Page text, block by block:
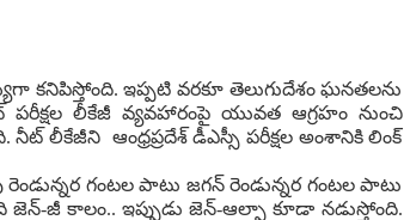
ఇప్పటి వరకూ తెలుగుదేశం ఘనతలను
లీకేజీ వ్యవహారంపై యువత ఆగ్రహం నుంచి
నీట్ లీకేజీని ఆంధ్రప్రదేశ్ డీఎస్సీ పరీక్షల అంశానికి లింక్
గంటల పాటు జగన్ రెండున్నర గంటల పాటు
జీ కాలం.. ఇప్పుడు జెన్-ఆల్ఫా కూడా నడుస్తోంది.